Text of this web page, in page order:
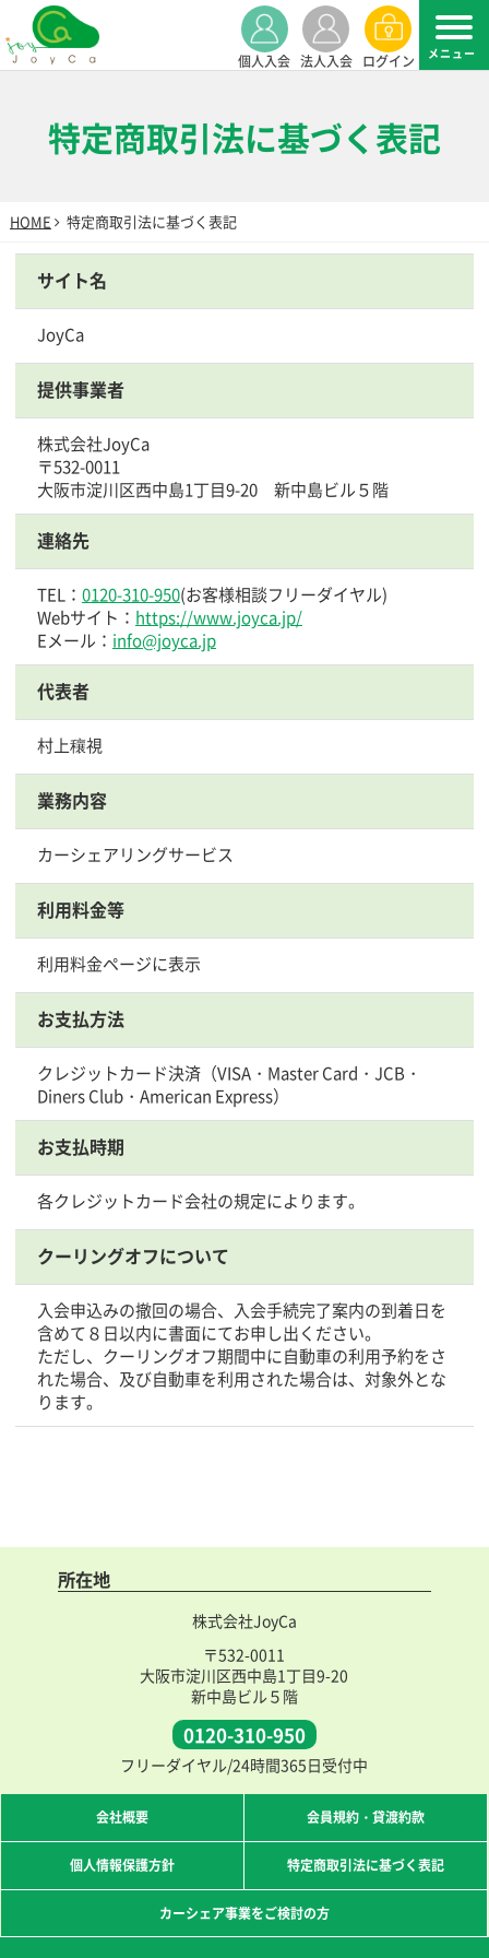
個人入会 法人入会 ログイン
特定商取引法に基づく表記
HOME 特定商取引法に基づく表記
サイト名
JoyCa
提供事業者
株式会社JoyCa
〒532-0011
大阪市淀川区西中島1丁目9-20 新中島ビル５階
連絡先
TEL： 0120-310-950(お客様相談フリーダイヤル)
Webサイト： https://www.joyca.jp/
Eメール： info@joyca.jp
代表者
村上穰視
業務内容
カーシェアリングサービス
利用料金等
利用料金ページに表示
お支払方法
クレジットカード決済（VISA・Master Card・JCB・
Diners Club・American Express）
お支払時期
各クレジットカード会社の規定によります。
クーリングオフについて
入会申込みの撤回の場合、入会手続完了案内の到着日を
含めて８日以内に書面にてお申し出ください。
ただし、クーリングオフ期間中に自動車の利用予約をさ
れた場合、及び自動車を利用された場合は、対象外とな
ります。
所在地
株式会社JoyCa
〒532-0011
大阪市淀川区西中島1丁目9-20
新中島ビル５階
0120-310-950
フリーダイヤル/24時間365日受付中
会社概要 会員規約・貸渡約款
個人情報保護方針 特定商取引法に基づく表記
カーシェア事業をご検討の方